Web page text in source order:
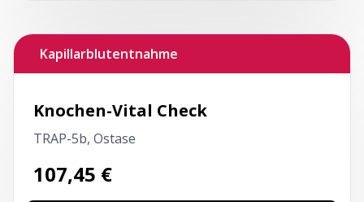
Kapillarblutentnahme
Knochen-Vital Check
TRAP-5b, Ostase
107,45 €